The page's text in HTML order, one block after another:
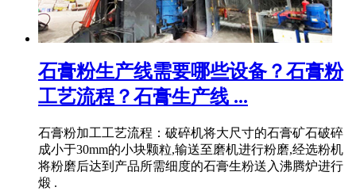
石膏粉生产线需要哪些设备？石膏粉
工艺流程？石膏生产线 ...
石膏粉加工工艺流程：破碎机将大尺寸的石膏矿石破碎
成小于30mm的小块颗粒,输送至磨机进行粉磨,经选粉机
将粉磨后达到产品所需细度的石膏生粉送入沸腾炉进行
煅 .